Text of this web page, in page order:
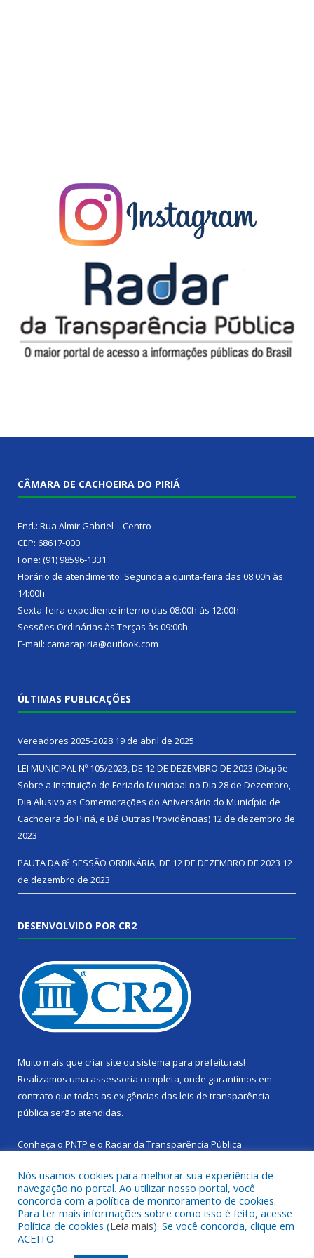
CÂMARA DE CACHOEIRA DO PIRIÁ
End.: Rua Almir Gabriel – Centro
CEP: 68617-000
Fone: (91) 98596-1331
Horário de atendimento: Segunda a quinta-feira das 08:00h às
14:00h
Sexta-feira expediente interno das 08:00h às 12:00h
Sessões Ordinárias às Terças às 09:00h
E-mail: camarapiria@outlook.com
ÚLTIMAS PUBLICAÇÕES
Vereadores 2025-2028 19 de abril de 2025
LEI MUNICIPAL Nº 105/2023, DE 12 DE DEZEMBRO DE 2023 (Dispõe
Sobre a Instituição de Feriado Municipal no Dia 28 de Dezembro,
Dia Alusivo as Comemorações do Aniversário do Município de
Cachoeira do Piriá, e Dá Outras Providências) 12 de dezembro de
2023
PAUTA DA 8ª SESSÃO ORDINÁRIA, DE 12 DE DEZEMBRO DE 2023 12
de dezembro de 2023
DESENVOLVIDO POR CR2
Muito mais que criar site ou sistema para prefeituras!
Realizamos uma assessoria completa, onde garantimos em
contrato que todas as exigências das leis de transparência
pública serão atendidas.
Conheça o PNTP e o Radar da Transparência Pública
Todos os direitos reservados a Câmara Municipal de Cachoeira
do Piriá.
Nós usamos cookies para melhorar sua experiência de
navegação no portal. Ao utilizar nosso portal, você
concorda com a política de monitoramento de cookies.
Para ter mais informações sobre como isso é feito, acesse
Política de cookies (Leia mais). Se você concorda, clique em
ACEITO.